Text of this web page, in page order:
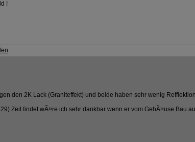
!
den 2K Lack (Graniteffekt) und beide haben sehr wenig
Zeit findet wÃ¤re ich sehr dankbar wenn er vom GehÃ¤use Bau